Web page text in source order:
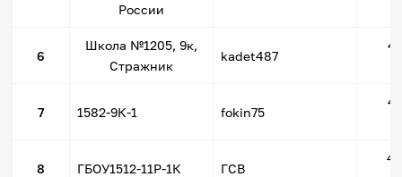
России
6
Школа №1205, 9к,
Стражник
kadet487
7 1582-9К-1 fokin75
8 ГБОУ1512-11P-1К ГСВ